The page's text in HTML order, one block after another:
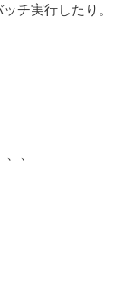
チ実行したり。
、